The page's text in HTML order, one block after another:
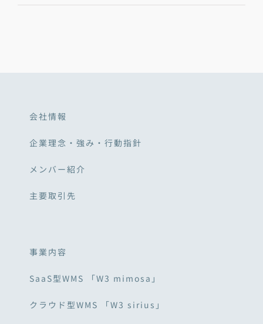
会社情報
企業理念・強み・行動指針
メンバー紹介
主要取引先
事業内容
SaaS型WMS 「W3 mimosa」
クラウド型WMS 「W3 sirius」